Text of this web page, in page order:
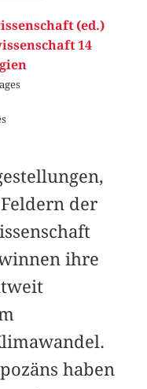
(ed.)
14
der
ihre
haben